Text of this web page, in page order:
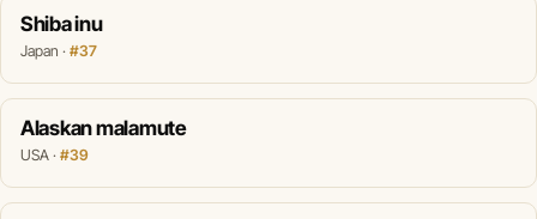
Shiba inu
Japan · #37
Alaskan malamute
USA · #39